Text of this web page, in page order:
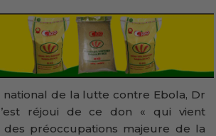
national de la lutte contre Ebola, Dr
réjoui de ce don « qui vient
des préoccupations majeure de la